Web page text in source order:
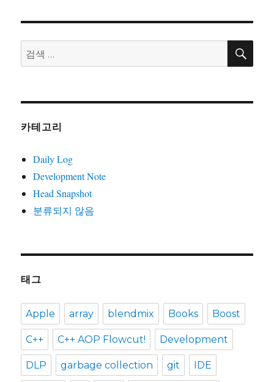
검
색:
검
카테고리
Daily Log
Development Note
Head Snapshot
분류되지 않음
태그
Apple array blendmix Books Boost
C++ C++ AOP Flowcut! Development
DLP garbage collection git IDE